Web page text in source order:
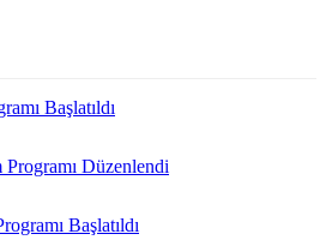
Başlatıldı
Programı Düzenlendi
Başlatıldı